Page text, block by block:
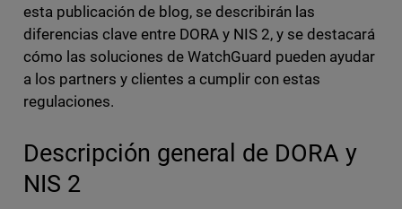
esta publicación de blog, se describirán las
diferencias clave entre DORA y NIS 2, y se destacará
cómo las soluciones de WatchGuard pueden ayudar
a los partners y clientes a cumplir con estas
regulaciones.
Descripción general de DORA y
NIS 2